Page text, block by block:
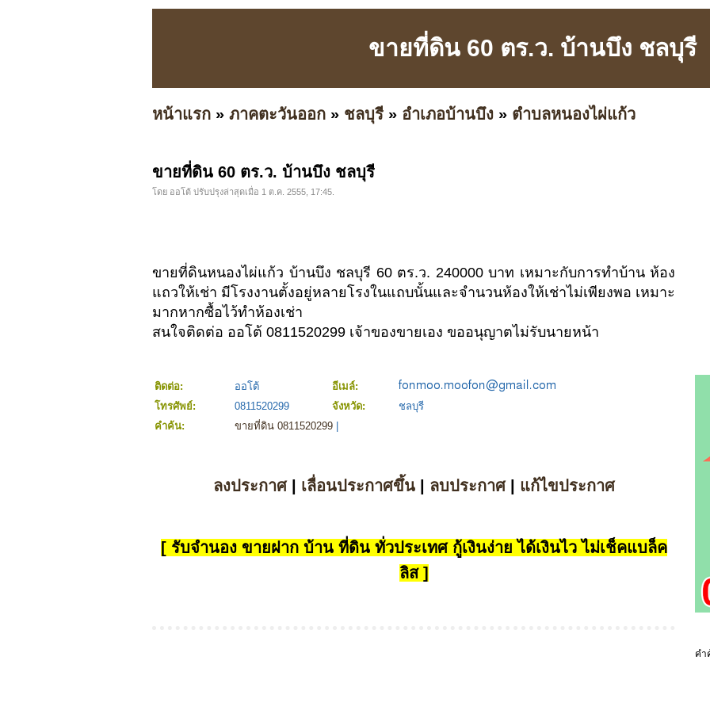
ขายที่ดิน 60 ตร.ว. บ้านบึง ชลบุรี
หน้าแรก » ภาคตะวันออก » ชลบุรี » อำเภอบ้านบึง » ตำบลหนองไผ่แก้ว
ขายที่ดิน 60 ตร.ว. บ้านบึง ชลบุรี
โดย ออโต้ ปรับปรุงล่าสุดเมื่อ 1 ต.ค. 2555, 17:45.
ขายที่ดินหนองไผ่แก้ว บ้านบึง ชลบุรี 60 ตร.ว. 240000 บาท เหมาะกับการทำบ้าน ห้อง
แถวให้เช่า มีโรงงานตั้งอยู่หลายโรงในแถบนั้นและจำนวนห้องให้เช่าไม่เพียงพอ เหมาะ
มากหากซื้อไว้ทำห้องเช่า
สนใจติดต่อ ออโต้ 0811520299 เจ้าของขายเอง ขออนุญาตไม่รับนายหน้า
ติดต่อ: ออโต้
อีเมล์:
โทรศัพย์:
0811520299 จังหวัด:
ชลบุรี
คำค้น:
ขายที่ดิน 0811520299
ลงประกาศ| เลื่อนประกาศขึ้น| ลบประกาศ| แก้ไขประกาศ
[ รับจำนอง ขายฝาก บ้าน ที่ดิน ทั่วประเทศ กู้เงินง่าย ได้เงินไว ไม่เช็คแบล็ค
ลิส ]
คำ